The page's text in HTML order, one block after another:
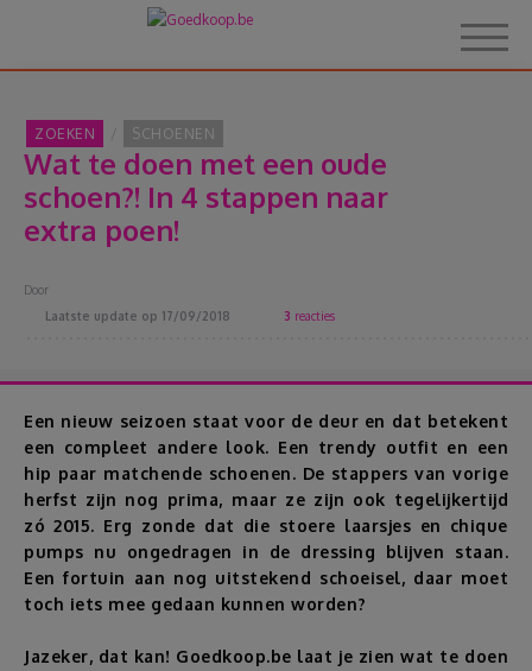
Home
Over Goedkoop.be
Hoe het werkt
Korting
Thema's
Reviews
Reizen
ZOEKEN SCHOENEN
Wat te doen met een oude
schoen?! In 4 stappen naar
extra poen!
Door
Laatste update op 17/09/2018 3 reacties
Een nieuw seizoen staat voor de deur en dat betekent
een compleet andere look. Een trendy outfit en een
hip paar matchende schoenen. De stappers van vorige
herfst zijn nog prima, maar ze zijn ook tegelijkertijd
zó 2015. Erg zonde dat die stoere laarsjes en chique
pumps nu ongedragen in de dressing blijven staan.
Een fortuin aan nog uitstekend schoeisel, daar moet
toch iets mee gedaan kunnen worden?
Jazeker, dat kan! Goedkoop.be laat je zien wat te doen